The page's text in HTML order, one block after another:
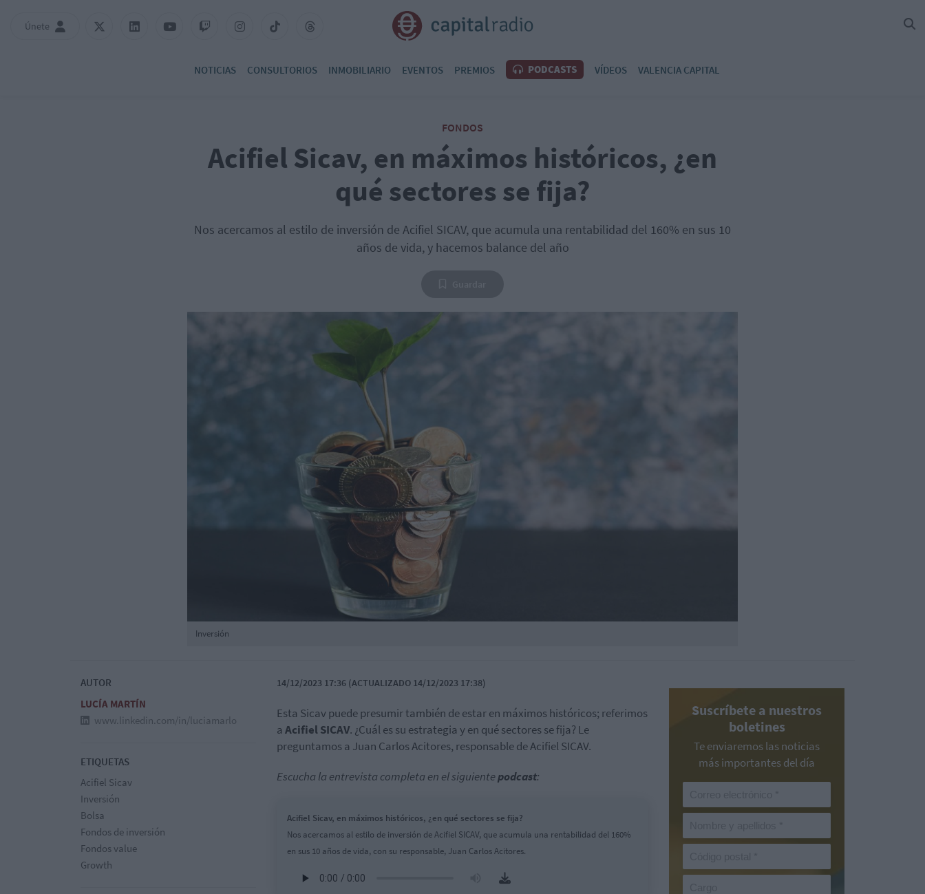
Únete
NOTICIAS CONSULTORIOS INMOBILIARIO EVENTOS PREMIOS PODCASTS VÍDEOS VALENCIA CAPITAL
FONDOS
Acifiel Sicav, en máximos históricos, ¿en
qué sectores se fija?
Nos acercamos al estilo de inversión de Acifiel SICAV, que acumula una rentabilidad del 160% en sus 10
años de vida, y hacemos balance del año
Inversión
AUTOR
LUCÍA MARTÍN
www.linkedin.com/in/luciamarlo
ETIQUETAS
Acifiel Sicav
Inversión
Bolsa
Fondos de inversión
Fondos value
Growth
14/12/2023 17:36 (ACTUALIZADO 14/12/2023 17:38)
Esta Sicav puede presumir también de estar en máximos históricos; referimos
a Acifiel SICAV. ¿Cuál es su estrategia y en qué sectores se fija? Le
preguntamos a Juan Carlos Acitores, responsable de Acifiel SICAV.
Escucha la entrevista completa en el siguientepodcast:
Acifiel Sicav, en máximos históricos, ¿en qué sectores se fija?
Nos acercamos al estilo de inversión de Acifiel SICAV, que acumula una rentabilidad del 160%
en sus 10 años de vida, con su responsable, Juan Carlos Acitores.
Suscríbete a nuestros
boletines
Te enviaremos las noticias
más importantes del día